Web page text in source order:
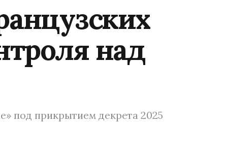
над
под прикрытием декрета 2025